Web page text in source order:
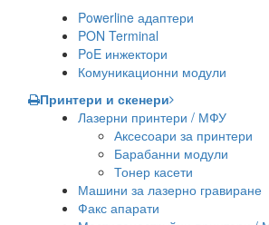
Powerline адаптери
PON Terminal
PoE инжектори
Комуникационни модули
Принтери и скенери
Лазерни принтери / МФУ
Аксесоари за принтери
Барабанни модули
Тонер касети
Машини за лазерно гравиране
Факс апарати